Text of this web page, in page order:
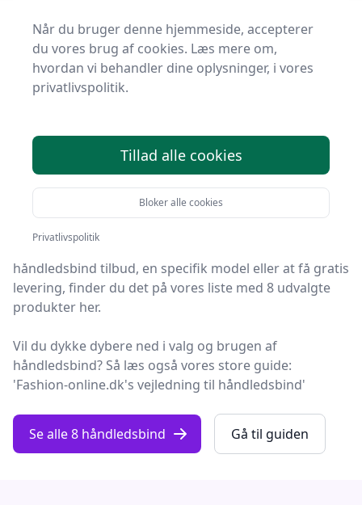
Forside Sundhed og skønhed
Sundhedspleje
Førstehjælp
Håndledsbind
Bedste håndledsbind - 8
Find de bedste håndledsbind på Fashion Online! Vi har
udvalgt 8 top-produkter, så du er sikret kvalitet og
værdi.
Uanset om du leder efter kvalitet, et prisvenligt
håndledsbind tilbud, en specifik model eller at få gratis
levering, finder du det på vores liste med 8 udvalgte
produkter her.
Vil du dykke dybere ned i valg og brugen af
håndledsbind? Så læs også vores store guide:
'Fashion-online.dk's vejledning til håndledsbind'
Se alle 8 håndledsbind Gå til guiden
Når du bruger denne hjemmeside, accepterer
du vores brug af cookies. Læs mere om,
hvordan vi behandler dine oplysninger, i vores
privatlivspolitik.
Tillad alle cookies
Bloker alle cookies
Privatlivspolitik